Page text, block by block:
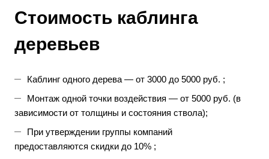
Стоимость каблинга
деревьев
Каблинг одного дерева — от 3000 до 5000 руб. ;
Монтаж одной точки воздействия — от 5000 руб. (в
зависимости от толщины и состояния ствола);
При утверждении группы компаний
предоставляются скидки до 10% ;